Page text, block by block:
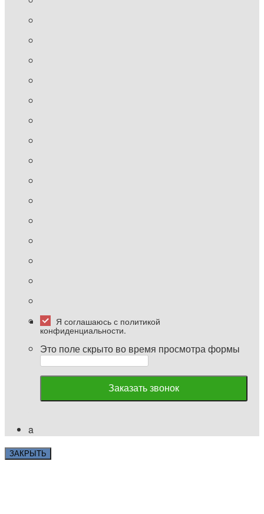
Я соглашаюсь с политикой
конфиденциальности.
Это поле скрыто во время просмотра формы
a
ЗАКРЫТЬ